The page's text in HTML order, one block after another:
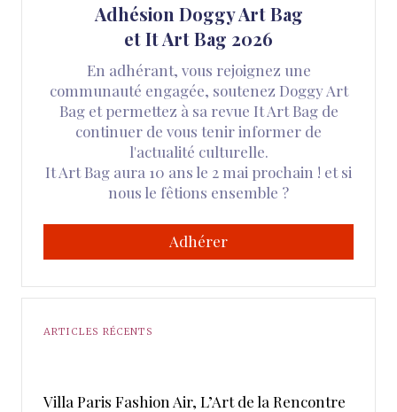
Adhésion Doggy Art Bag
et It Art Bag 2026
En adhérant, vous rejoignez une
communauté engagée, soutenez Doggy Art
Bag et permettez à sa revue It Art Bag de
continuer de vous tenir informer de
l'actualité culturelle.
It Art Bag aura 10 ans le 2 mai prochain ! et si
nous le fêtions ensemble ?
Adhérer
ARTICLES RÉCENTS
​Villa Paris Fashion Air, ​L’Art de la Rencontre